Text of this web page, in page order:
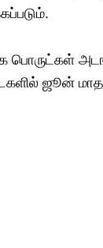
பொருட்கள்
ஜூன்